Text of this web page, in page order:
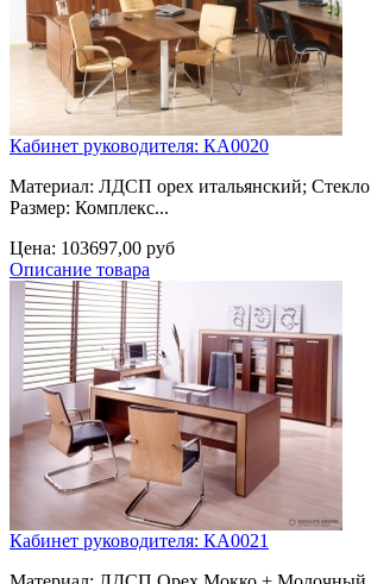
Кабинет руководителя: КА0020
Материал: ЛДСП орех итальянский; Стекло
Размер: Комплекс...
Цена: 103697,00 руб
Описание товара
Кабинет руководителя: КА0021